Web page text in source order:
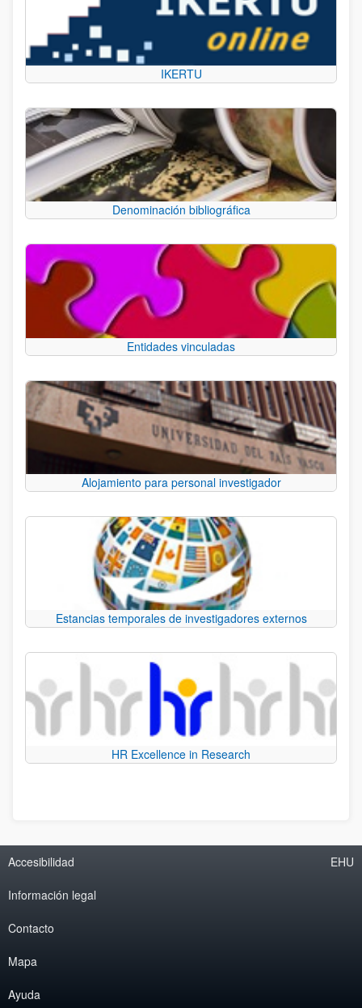
IKERTU
Denominación bibliográfica
Entidades vinculadas
Alojamiento para personal investigador
Estancias temporales de investigadores externos
HR Excellence in Research
Accesibilidad
Información legal
Contacto
Mapa
Ayuda
EHU